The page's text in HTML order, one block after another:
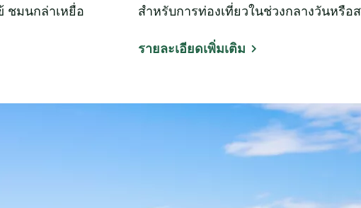
ชมนกล่าเหยื่อ
สำหรับการท่องเที่ยวในช่วงกลางวันหรือ
รายละเอียดเพิ่มเติม